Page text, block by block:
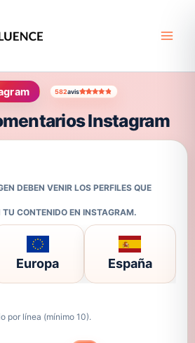
582avis
Instagram
DEBEN VENIR LOS PERFILES QUE
CONTENIDO EN INSTAGRAM.
Europa España
por línea (mínimo 10).